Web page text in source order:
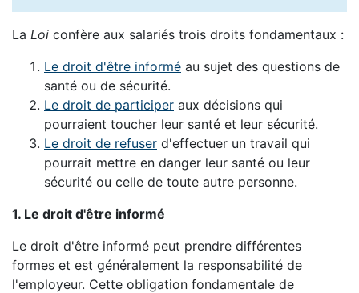
La Loi confère aux salariés trois droits fondamentaux :
Le droit d'être informé au sujet des questions de
santé ou de sécurité.
Le droit de participer aux décisions qui
pourraient toucher leur santé et leur sécurité.
Le droit de refuser d'effectuer un travail qui
pourrait mettre en danger leur santé ou leur
sécurité ou celle de toute autre personne.
1. Le droit d'être informé
Le droit d'être informé peut prendre différentes
formes et est généralement la responsabilité de
l'employeur. Cette obligation fondamentale de